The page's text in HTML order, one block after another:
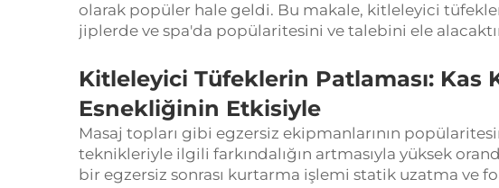
olarak popüler hale geldi. Bu makale, kitleleyici
jiplerde ve spa'da popülaritesini ve talebini ele
Kitleleyici Tüfeklerin Patlaması:
Esnekliğinin Etkisiyle
Masaj topları gibi egzersiz ekipmanlarının
teknikleriyle ilgili farkındalığın artmasıyla yüksek
bir egzersiz sonrası kurtarma işlemi statik uzatma ve